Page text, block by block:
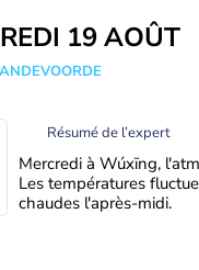
19 AOÛT
Résumé de l’expert
Mercredi à Wúxīng,
Les températures
chaudes l'après-midi.